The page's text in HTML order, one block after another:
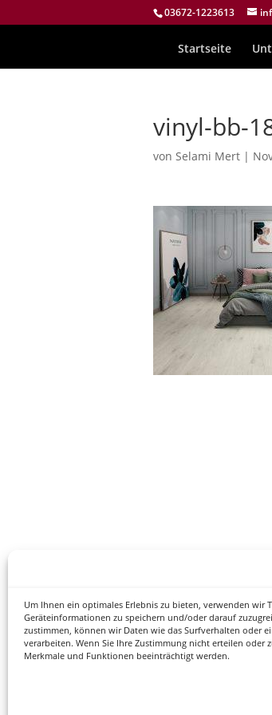
Um Ihnen ein optimales Erlebnis zu bieten, verwenden wir
Geräteinformationen zu speichern und/oder darauf
zustimmen, können wir Daten wie das Surfverhalten oder
verarbeiten. Wenn Sie Ihre Zustimmung nicht erteilen oder
Merkmale und Funktionen beeinträchtigt werden.
03672-1223613
Startseite
vinyl-bb-
von Selami Mert |